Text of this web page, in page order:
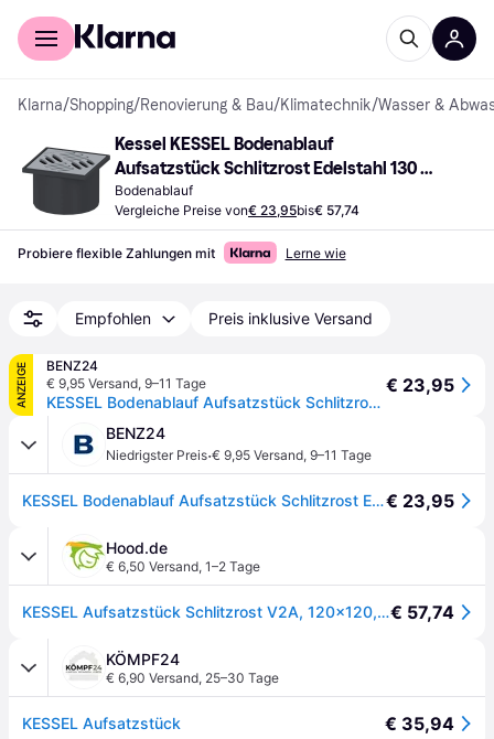
Für Shopper
Klarna/Shopping/Renovierung & Bau/Klimatechnik/Wasser &
Kessel KESSEL Bodenablauf
Aufsatzstück Schlitzrost Edelstahl 130 x
130 mm
Bodenablauf
Vergleiche Preise von€ 23,95bis€ 57,74
Probiere flexible Zahlungen mit Lerne wie
Empfohlen Preis inklusive Versand
ANZEIGE
BENZ24
€ 9,95 Versand, 9–11 Tage
KESSEL Bodenablauf Aufsatzstück Schlitzrost Edelstahl, 130x130 mm
€ 23,95
BENZ24
Niedrigster Preis·€ 9,95 Versand, 9–11 Tage
KESSEL Bodenablauf Aufsatzstück Schlitzrost Edelstahl, 130x130 mm€ 23,95
Hood.de
€ 6,50 Versand, 1–2 Tage
KESSEL Aufsatzstück Schlitzrost V2A, 120x120, K3 48165€ 57,74
KÖMPF24
€ 6,90 Versand, 25–30 Tage
KESSEL Aufsatzstück € 35,94